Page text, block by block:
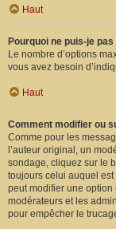
Haut
Pourquoi ne puis-je
Le nombre d’options
vous avez besoin
Haut
Comment modifier ou
Comme pour les
l’auteur original, un
sondage, cliquez sur le
toujours celui auquel est
peut modifier une
modérateurs et les
pour empêcher le